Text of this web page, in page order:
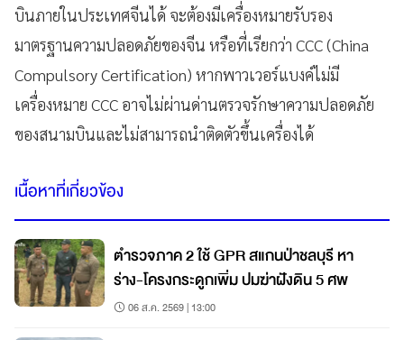
บินภายในประเทศจีนได้ จะต้องมีเครื่องหมายรับรอง
มาตรฐานความปลอดภัยของจีน หรือที่เรียกว่า CCC (China
Compulsory Certification) หากพาวเวอร์แบงค์ไม่มี
เครื่องหมาย CCC อาจไม่ผ่านด่านตรวจรักษาความปลอดภัย
ของสนามบินและไม่สามารถนำติดตัวขึ้นเครื่องได้
เนื้อหาที่เกี่ยวข้อง
ตำรวจภาค 2 ใช้ GPR สแกนป่าชลบุรี หา
ร่าง-โครงกระดูกเพิ่ม ปมฆ่าฝังดิน 5 ศพ
06 ส.ค. 2569 | 13:00